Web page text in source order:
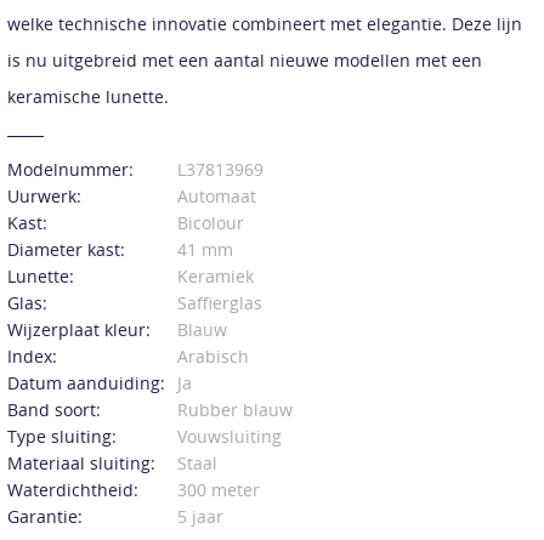
welke technische innovatie combineert met elegantie. Deze lijn
is nu uitgebreid met een aantal nieuwe modellen met een
keramische lunette.
Modelnummer:
L37813969
Uurwerk:
Automaat
Kast:
Bicolour
Diameter kast:
41 mm
Lunette:
Keramiek
Glas:
Saffierglas
Wijzerplaat kleur:
Blauw
Index:
Arabisch
Datum aanduiding:
Ja
Band soort:
Rubber blauw
Type sluiting:
Vouwsluiting
Materiaal sluiting:
Staal
Waterdichtheid:
300 meter
Garantie:
5 jaar